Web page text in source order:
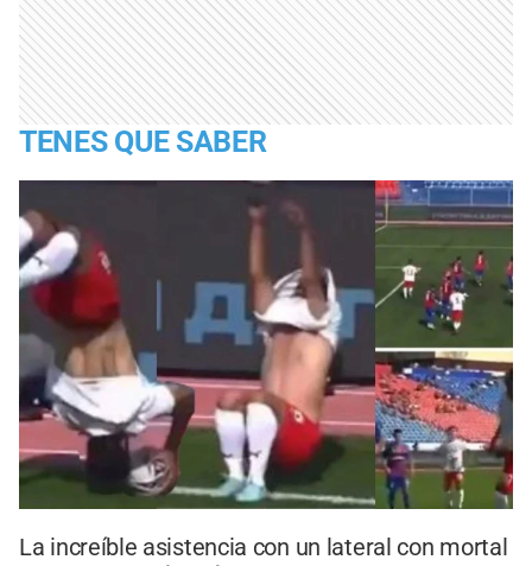
TENES QUE SABER
La increíble asistencia con un lateral con mortal